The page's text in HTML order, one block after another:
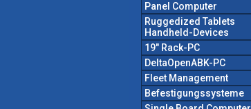
Panel Computer
Ruggedized Tablets
Handheld-Devices
19" Rack-PC
DeltaOpenABK-PC
Fleet Management
Befestigungssysteme